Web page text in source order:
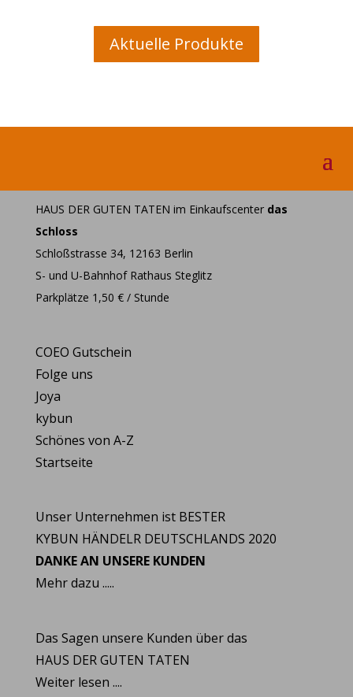
Aktuelle Produkte
HAUS DER GUTEN TATEN im Einkaufscenter das
Schloss
Schloßstrasse 34, 12163 Berlin
S- und U-Bahnhof Rathaus Steglitz
Parkplätze 1,50 € / Stunde
COEO Gutschein
Folge uns
Joya
kybun
Schönes von A-Z
Startseite
Unser Unternehmen ist BESTER
KYBUN HÄNDELR DEUTSCHLANDS 2020
DANKE AN UNSERE KUNDEN
Mehr dazu .....
Das Sagen unsere Kunden über das
HAUS DER GUTEN TATEN
Weiter lesen ....